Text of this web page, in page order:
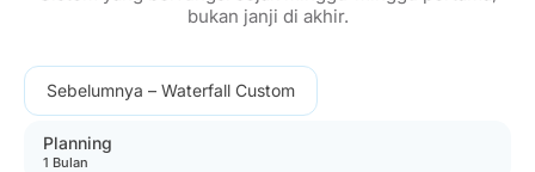
bukan janji di akhir.
Sebelumnya – Waterfall Custom
Planning
1 Bulan